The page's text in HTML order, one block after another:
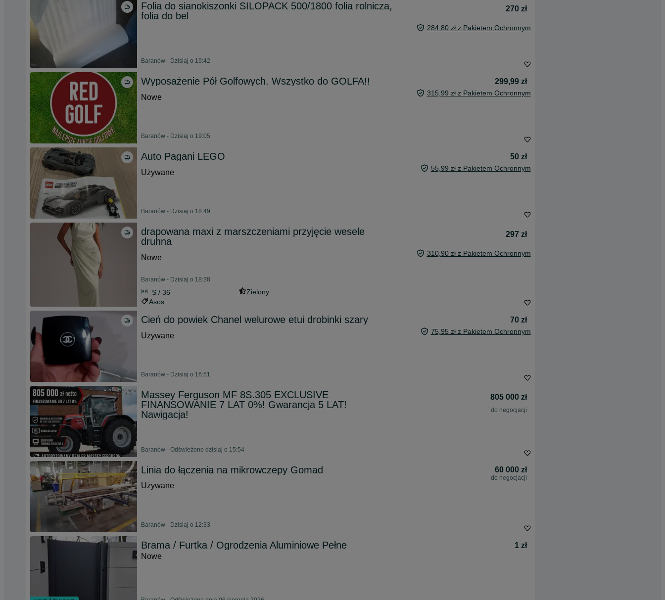
Folia do sianokiszonki SILOPACK 500/1800 folia rolnicza,
folia do bel
270 zł
284,80 zł z Pakietem Ochronnym
Baranów - Dzisiaj o 19:42
Wyposażenie Pół Golfowych. Wszystko do GOLFA!!
299,99 zł
Nowe
315,99 zł z Pakietem Ochronnym
Baranów - Dzisiaj o 19:05
Auto Pagani LEGO
50 zł
Używane
55,99 zł z Pakietem Ochronnym
Baranów - Dzisiaj o 18:49
drapowana maxi z marszczeniami przyjęcie wesele
druhna
297 zł
Nowe 310,90 zł z Pakietem Ochronnym
Baranów - Dzisiaj o 18:38
S / 36
Zielony
Asos
Cień do powiek Chanel welurowe etui drobinki szary
70 zł
Używane
75,95 zł z Pakietem Ochronnym
Baranów - Dzisiaj o 16:51
Massey Ferguson MF 8S.305 EXCLUSIVE
FINANSOWANIE 7 LAT 0%! Gwarancja 5 LAT!
Nawigacja!
805 000 zł
do negocjacji
Baranów - Odświeżono dzisiaj o 15:54
Linia do łączenia na mikrowczepy Gomad 60 000 zł
do negocjacji
Używane
Baranów - Dzisiaj o 12:33
Brama / Furtka / Ogrodzenia Aluminiowe Pełne
1 zł
Nowe